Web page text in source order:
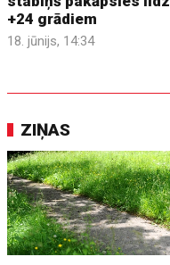
+24 grādiem
18. jūnijs, 14:34
ZIŅAS